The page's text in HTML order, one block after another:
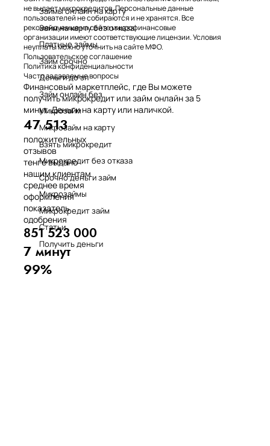
Займы онлайн на карту
Займ на карту без отказа
Платные займы
Займ срочно
Деньги до зп
Займ онлайн без
Микрозайм
Микрозайм на карту
Взять микрокредит
Микрокредит без отказа
Срочно деньги займ
Микрозаймы
Микрокредит займ
Статьи
Получить деньги
не выдает микрокредитов. Персональные данные
пользователей не собираются и не хранятся. Все
рекомендуемые на сайте микрофинансовые
организации имеют соответствующие лицензии. Условия
неуплаты можно уточнить на сайте МФО.
Пользовательское соглашение
Политика конфиденциальности
Часто задаваемые вопросы
Финансовый маркетплейс, где Вы можете
получить микрокредит или займ онлайн за 5
минут. Деньги на карту или наличкой.
47 513
положительных
отзывов
тенге выдано
нашим клиентам
среднее время
оформления
показатель
одобрения
851 523 000
7 минут
99%